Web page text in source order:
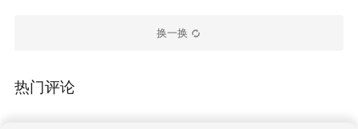
换一换
热门评论